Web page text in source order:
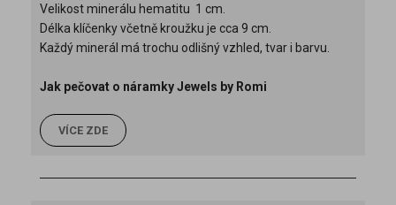
Velikost minerálu hematitu 1 cm.
Délka klíčenky včetně kroužku je cca 9 cm.
Každý minerál má trochu odlišný vzhled, tvar i barvu.
Jak pečovat o náramky Jewels by Romi
VÍCE ZDE